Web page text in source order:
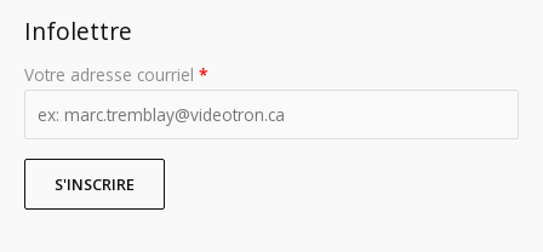
Infolettre
Votre adresse courriel *